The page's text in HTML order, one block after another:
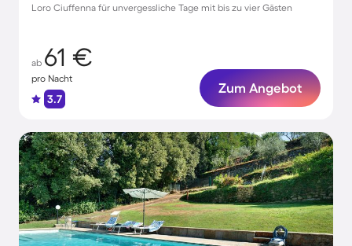
Loro Ciuffenna für unvergessliche Tage mit bis zu vier Gästen
ab 61 €
pro Nacht
3.7
Zum Angebot